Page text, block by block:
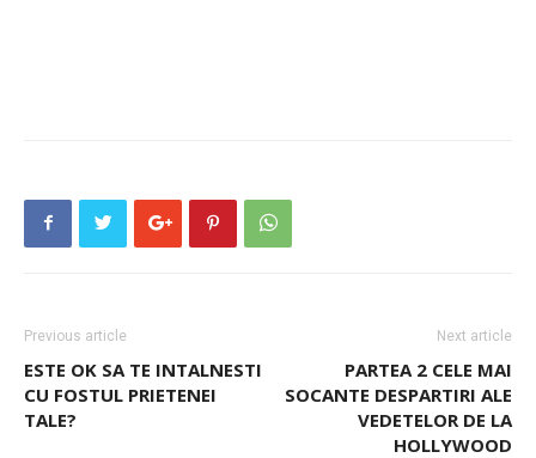
Previous article
ESTE OK SA TE INTALNESTI
CU FOSTUL PRIETENEI
TALE?
Next article
PARTEA 2 CELE MAI
SOCANTE DESPARTIRI ALE
VEDETELOR DE LA
HOLLYWOOD